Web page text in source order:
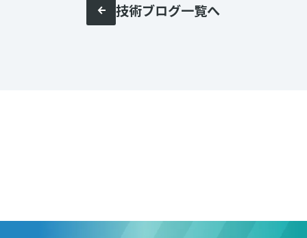
技術ブログ一覧へ